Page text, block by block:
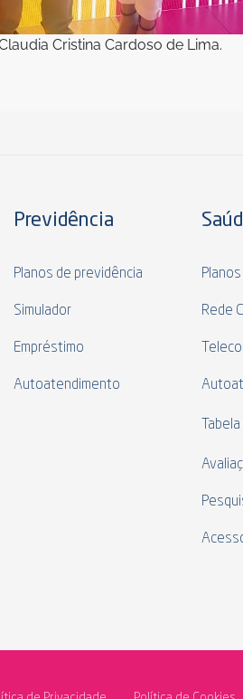
Cristina Cardoso de Lima.
Previdência
Planos de previdência
Simulador
Empréstimo
Autoatendimento
Rede